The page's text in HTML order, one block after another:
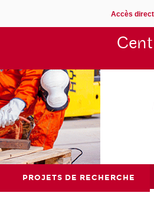
Accès
PROJETS DE RECHERCHE